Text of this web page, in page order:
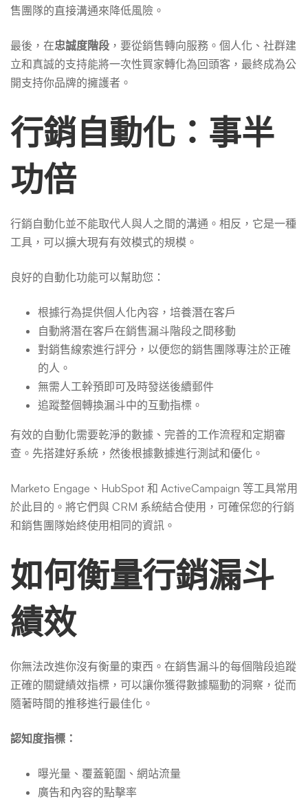
售團隊的直接溝通來降低風險。
最後，在忠誠度階段 ，要從銷售轉向服務。個人化、社群建
立和真誠的支持能將一次性買家轉化為回頭客，最終成為公
開支持你品牌的擁護者。
行銷自動化：事半
功倍
行銷自動化並不能取代人與人之間的溝通。相反，它是一種
工具，可以擴大現有有效模式的規模。
良好的自動化功能可以幫助您：
根據行為提供個人化內容，培養潛在客戶
自動將潛在客戶在銷售漏斗階段之間移動
對銷售線索進行評分，以便您的銷售團隊專注於正確
的人。
無需人工幹預即可及時發送後續郵件
追蹤整個轉換漏斗中的互動指標。
有效的自動化需要乾淨的數據、完善的工作流程和定期審
查。先搭建好系統，然後根據數據進行測試和優化。
Marketo Engage、HubSpot 和 ActiveCampaign 等工具常用
於此目的。將它們與 CRM 系統結合使用，可確保您的行銷
和銷售團隊始終使用相同的資訊。
如何衡量行銷漏斗
績效
你無法改進你沒有衡量的東西。在銷售漏斗的每個階段追蹤
正確的關鍵績效指標，可以讓你獲得數據驅動的洞察，從而
隨著時間的推移進行最佳化。
認知度指標：
曝光量、覆蓋範圍、網站流量
廣告和內容的點擊率